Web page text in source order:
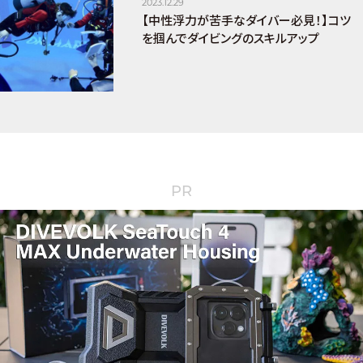
【中性浮力が苦手なダイバー必見！】コツ
を掴んでダイビングのスキルアップ
PR